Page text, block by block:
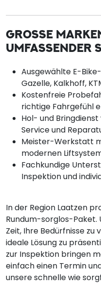
GROSSE
MFASSENDER
Ausgewählte E-
Gazelle, Kalkhoff,
Kostenfreie
richtige Fahrgefühl
Hol- und
Service und
Meister-Werkstatt
modernen
Fachkundige
Inspektion und
In der Region Laatzen
Rundum-sorglos-Paket.
Zeit, Ihre Bedürfnisse zu
ideale Lösung zu
zur Inspektion bringen
einfach einen Termin
unsere schnelle wie